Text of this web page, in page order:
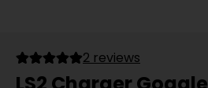
2 reviews